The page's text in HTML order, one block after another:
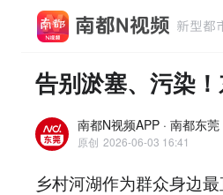
告别淤塞、污染
南都N视频APP · 南都东莞
原创 2026-06-03 16:41
乡村河湖作为群众身边